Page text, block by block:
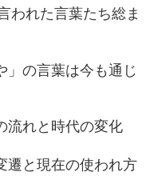
われた言葉たち総ま
」の言葉は今も通じ
流れと時代の変化
遷と現在の使われ方